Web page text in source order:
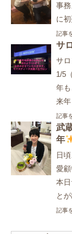
事
に
記事
サ
サ
1/5
年
来
記事
武
年
日
愛
本
と
記事